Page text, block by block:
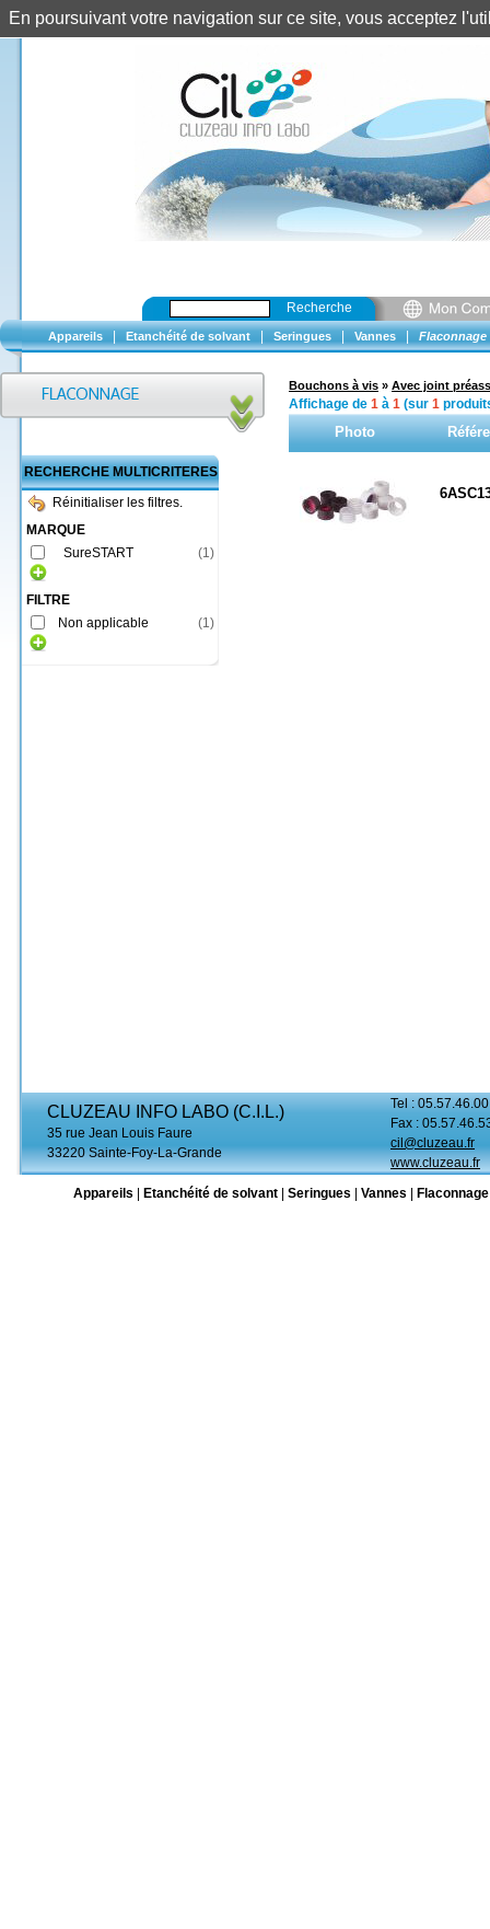
Recherche
Appareils Etanchéité de solvant Seringues Vannes Flaconnage
RECHERCHE MULTICRITERES
Réinitialiser les filtres.
MARQUE
SureSTART
(1)
FILTRE
Non applicable
(1)
Bouchons à vis » Avec joint
Affichage de 1 à 1 (sur 1
Photo
CLUZEAU INFO LABO (C.I.L.)
35 rue Jean Louis Faure
33220 Sainte-Foy-La-Grande
Tel :
Fax :
cil@cluzeau.fr
www.cluzeau.fr
Appareils
Etanchéité de solvant Seringues Vannes Flaconnage
En poursuivant votre navigation sur ce site, vous acceptez